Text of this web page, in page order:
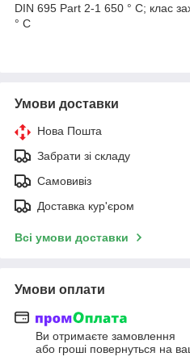
DIN 695 Part 2-1 650 ° C; клас
° C
Умови доставки
Нова Пошта
Забрати зі складу
Самовивіз
Доставка кур'єром
Всі умови доставки
Умови оплати
Ви отримаєте замовлення
або гроші повернуться на